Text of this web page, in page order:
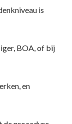
is
BOA, of bij
en